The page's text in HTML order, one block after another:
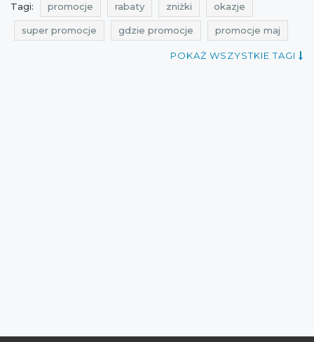
Tagi: promocje rabaty zniżki okazje
super promocje gdzie promocje promocje maj
kupony rabatowe
POKAŻ WSZYSTKIE TAGI